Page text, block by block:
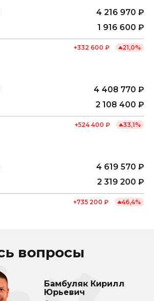
4 216 970 ₽
1 916 600 ₽
+332 600 ₽ 21,0%
4 408 770 ₽
2 108 400 ₽
+524 400 ₽ 33,1%
4 619 570 ₽
2 319 200 ₽
+735 200 ₽ 46,4%
вопросы
Бамбуляк Кирилл
Юрьевич